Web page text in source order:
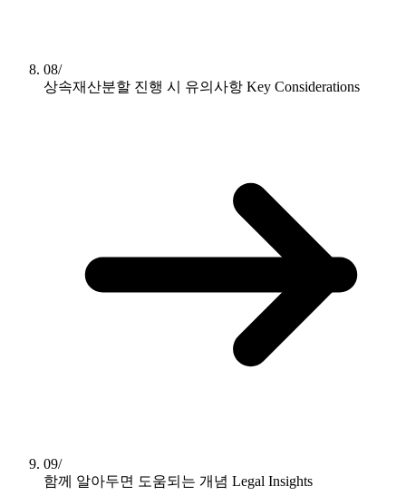
08/
상속재산분할 진행 시 유의사항 Key Considerations
09/
함께 알아두면 도움되는 개념 Legal Insights